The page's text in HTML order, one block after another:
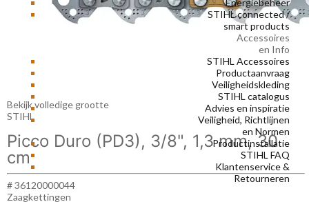
Energiebeheer
STIHL connected /
smart products
Accessoires
en Info
STIHL Accessoires
Productaanvraag
Veiligheidskleding
STIHL catalogus
Advies en inspiratie
Veiligheid, Richtlijnen
en Normen
Productinstallatie
STIHL FAQ
Klantenservice &
Retourneren
Bekijk volledige grootte
STIHL
Picco Duro (PD3), 3/8", 1,3 mm, 30
cm
# 36120000044
Zaagkettingen